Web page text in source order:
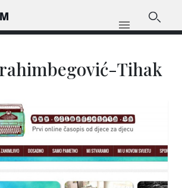
Tihak